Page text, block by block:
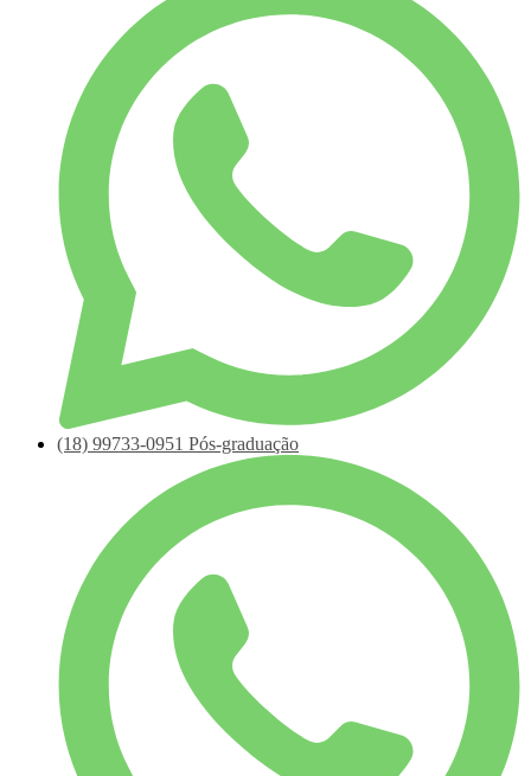
(18) 99733-0951 Pós-graduação